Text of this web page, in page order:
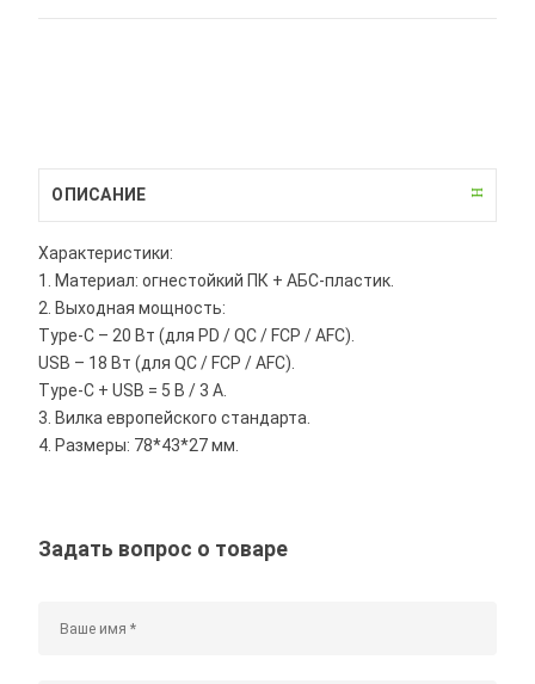
ОПИСАНИЕ
Характеристики:
1. Материал: огнестойкий ПК + АБС-пластик.
2. Выходная мощность:
Type-C – 20 Вт (для PD / QC / FCP / AFC).
USB – 18 Вт (для QC / FCP / AFC).
Type-C + USB = 5 В / 3 А.
3. Вилка европейского стандарта.
4. Размеры: 78*43*27 мм.
Задать вопрос о товаре